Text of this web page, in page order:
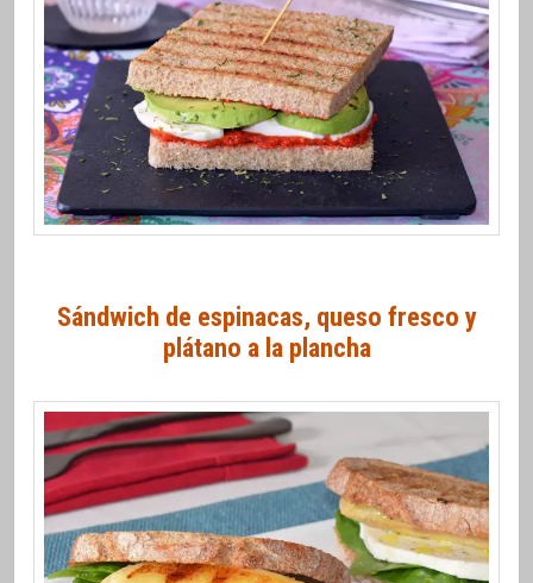
Sándwich de espinacas, queso fresco y
plátano a la plancha